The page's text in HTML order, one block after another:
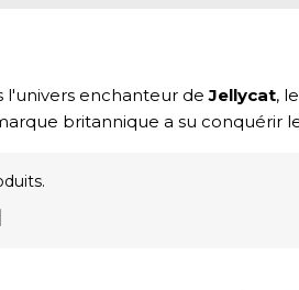
l'univers enchanteur deJellycat,
britannique a su conquérir